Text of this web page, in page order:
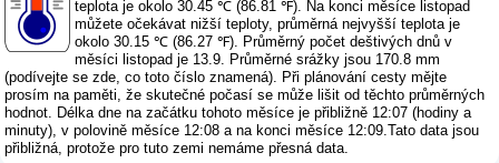
teplota je okolo 30.45 ℃ (86.81 ℉). Na konci měsíce listopad
můžete očekávat nižší teploty, průměrná nejvyšší teplota je
okolo 30.15 ℃ (86.27 ℉). Průměrný počet deštivých dnů v
měsíci listopad je 13.9. Průměrné srážky jsou 170.8 mm
(podívejte se zde, co toto číslo znamená). Při plánování cesty mějte
prosím na paměti, že skutečné počasí se může lišit od těchto průměrných
hodnot. Délka dne na začátku tohoto měsíce je přibližně 12:07 (hodiny a
minuty), v polovině měsíce 12:08 a na konci měsíce 12:09.Tato data jsou
přibližná, protože pro tuto zemi nemáme přesná data.